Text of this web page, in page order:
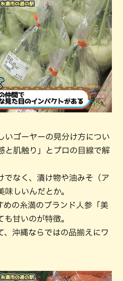
いゴーヤーの見分け方につい
と肌触り」とプロの目線で解
でなく、漬け物や油みそ（ア
味しいんだとか。
めの糸満のブランド人参「美
も甘いのが特徴。
、沖縄ならではの品揃えにワ